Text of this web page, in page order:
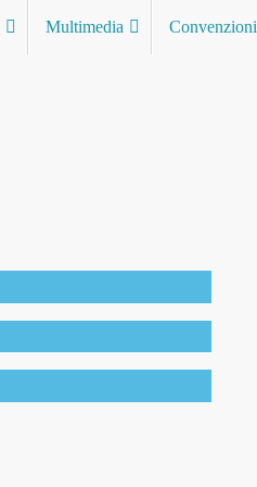
Multimedia Convenzioni